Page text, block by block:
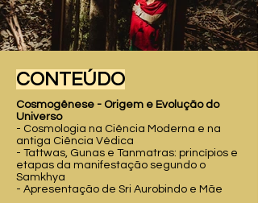
CONTEÚDO
Cosmogênese - Origem e Evolução do
Universo
- Cosmologia na Ciência Moderna e na
antiga Ciência Védica
- Tattwas, Gunas e Tanmatras: princípios e
etapas da manifestação segundo o
Samkhya
- Apresentação de Sri Aurobindo e Mãe